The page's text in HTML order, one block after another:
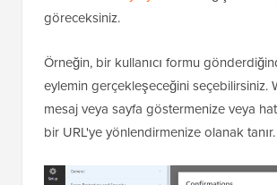
göreceksiniz.
Örneğin, bir kullanıcı formu
eylemin gerçekleşeceğini seçebilirsiniz.
mesaj veya sayfa göstermenize veya
bir URL'ye yönlendirmenize olanak tanır.